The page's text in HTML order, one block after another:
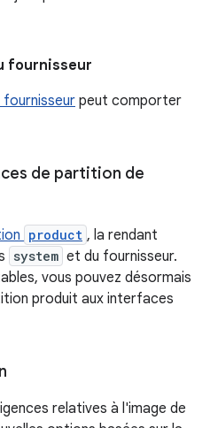
fournisseur
peut comporter
de partition de
product , la rendant
system et du fournisseur.
vous pouvez désormais
produit aux interfaces
relatives à l'image de